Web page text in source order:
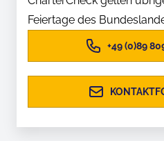
Feiertage des
+49 (0)89